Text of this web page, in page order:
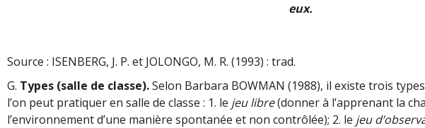
eux.
Source : ISENBERG, J. P. et JOLONGO, M. R. (1993) : trad.
G. Types (salle de classe).Selon Barbara BOWMAN (1988), il existe trois
l’on peut pratiquer en salle de classe : 1. le jeu libre(donner à l’apprenant la
l’environnement d’une manière spontanée et non contrôlée); 2. le jeu